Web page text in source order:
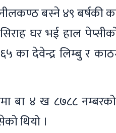
बस्ने ४९ बर्षकी
घर भई हाल
का देवेन्द्र लिम्बु र
बा ४ ख ८७८८
थियो ।